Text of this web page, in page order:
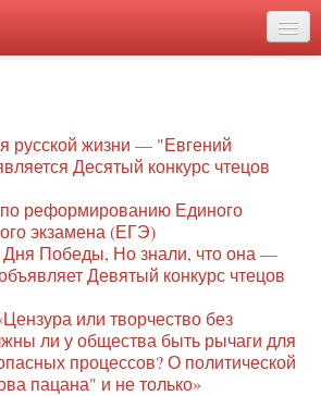
русской жизни — "Евгений
Десятый конкурс чтецов
реформированию Единого
экзамена (ЕГЭ)
Дня Победы, Но знали, что она —
Девятый конкурс чтецов
или творчество без
ли у общества быть рычаги для
процессов? О политической
пацана" и не только»